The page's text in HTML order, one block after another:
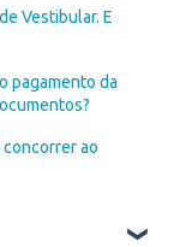
Vestibular. E
pagamento da
concorrer ao